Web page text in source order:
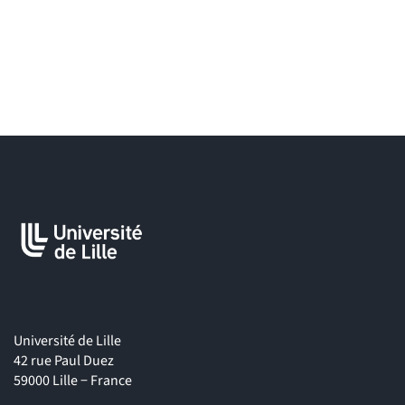
Université de Lille
42 rue Paul Duez
59000 Lille − France